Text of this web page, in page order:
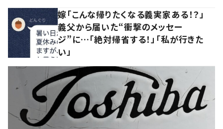
嫁「こんな帰りたくなる義実家ある！？」
義父から届いた“衝撃のメッセー
ジ”に…「絶対帰省する！」「私が行きた
い」